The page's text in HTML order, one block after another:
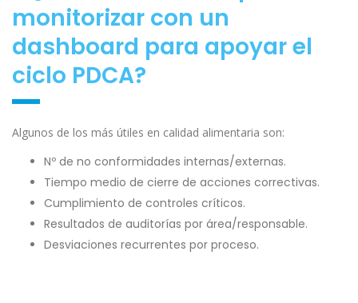
monitorizar con un
dashboard para apoyar el
ciclo PDCA?
Algunos de los más útiles en calidad alimentaria son:
Nº de no conformidades internas/externas.
Tiempo medio de cierre de acciones correctivas.
Cumplimiento de controles críticos.
Resultados de auditorías por área/responsable.
Desviaciones recurrentes por proceso.